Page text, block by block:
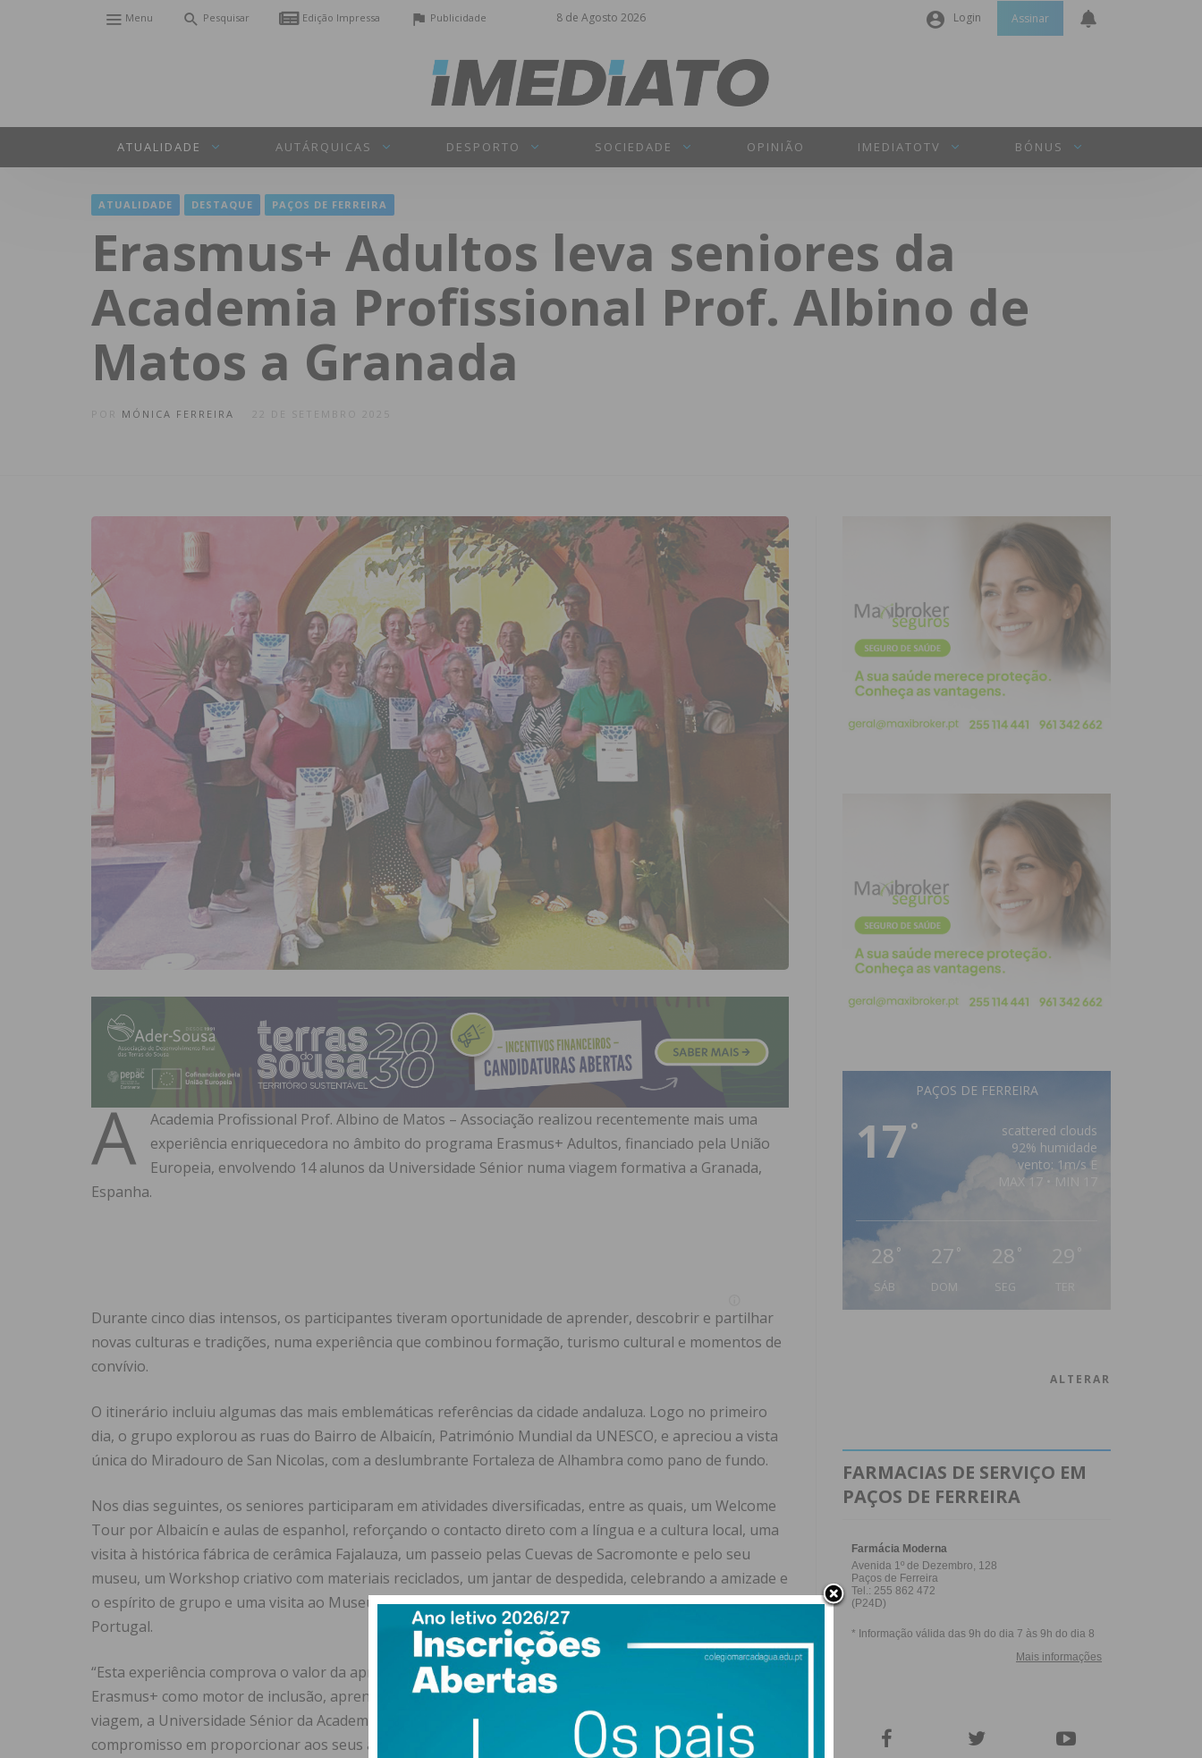
8 de Agosto 2026
Menu Pesquisar Edição Impressa Publicidade Login
Senha
Perdeu a sua senha?
Assinar
ATUALIDADE AUTÁRQUICAS DESPORTO SOCIEDADE OPINIÃO IMEDIATOTV BÓNUS
ATUALIDADE DESTAQUE PAÇOS DE FERREIRA
Erasmus+ Adultos leva seniores da
Academia Profissional Prof. Albino de
Matos a Granada
MÓNICA FERREIRA 22 DE SETEMBRO 2025
A
Academia Profissional Prof. Albino de Matos – Associação realizou recentemente mais uma
experiência enriquecedora no âmbito do programa Erasmus+ Adultos, financiado pela União
Europeia, envolvendo 14 alunos da Universidade Sénior numa viagem formativa a Granada,
Espanha.
Durante cinco dias intensos, os participantes tiveram oportunidade de aprender, descobrir e partilhar
novas culturas e tradições, numa experiência que combinou formação, turismo cultural e momentos de
convívio.
O itinerário incluiu algumas das mais emblemáticas referências da cidade andaluza. Logo no primeiro
dia, o grupo explorou as ruas do Bairro de Albaicín, Património Mundial da UNESCO, e apreciou a vista
única do Miradouro de San Nicolas, com a deslumbrante Fortaleza de Alhambra como pano de fundo.
Nos dias seguintes, os seniores participaram em atividades diversificadas, entre as quais, um Welcome
Tour por Albaicín e aulas de espanhol, reforçando o contacto direto com a língua e a cultura local, uma
visita à histórica fábrica de cerâmica Fajalauza, um passeio pelas Cuevas de Sacromonte e pelo seu
museu, um Workshop criativo com materiais reciclados, um jantar de despedida, celebrando a amizade e
o espírito de grupo e uma visita ao Museu Miguel de la Falla, em Alhambra, antes do regresso a
Portugal.
“Esta experiência comprova o valor da aprendizagem ao longo da vida e a importância do Programa
Erasmus+ como motor de inclusão, aprendizagem e descoberta cultural para todas as idades. Com esta
viagem, a Universidade Sénior da Academia Profi ssional Prof. Albino de Matos reforça o seu
compromisso em proporcionar aos seus alunos oportunidades únicas de crescimento pessoal, social e
PAÇOS DE FERREIRA
17 °
scattered clouds
92% humidade
vento: 1m/s E
MAX 17 • MIN 17
28 °
SÁB
27 °
DOM
28 °
SEG
29 °
ALTERAR
FARMACIAS DE SERVIÇO EM
PAÇOS DE FERREIRA